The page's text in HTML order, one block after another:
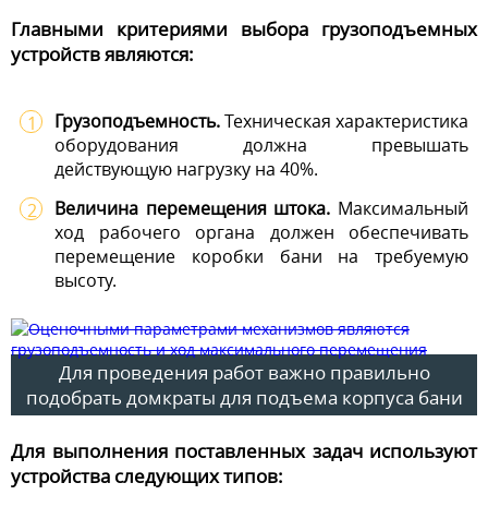
Главными критериями выбора грузоподъемных
устройств являются:
Грузоподъемность.Техническая характеристика
оборудования должна превышать
действующую нагрузку на 40%.
Величина перемещения штока. Максимальный
ход рабочего органа должен обеспечивать
перемещение коробки бани на требуемую
высоту.
Для проведения работ важно правильно
подобрать домкраты для подъема корпуса бани
Для выполнения поставленных задач используют
устройства следующих типов: